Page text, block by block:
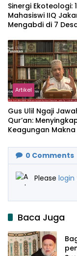
‎Sinergi Ekoteologi:
Mahasiswi IIQ
Mengabdi di 7
Artikel
Gus Ulil Ngaji
Qur’an:
Keagungan Makna
0 Comments
Please login
Baca Juga